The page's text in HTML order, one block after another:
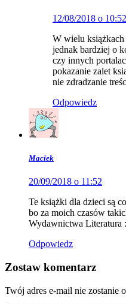
12/08/2018 o 10:52
W wielu książkach
jednak bardziej o
czy innych
pokazanie zalet
nie zdradzanie
Odpowiedz
Maciek
20/09/2018 o 11:52
Te książki dla dzieci są
bo za moich czasów
Wydawnictwa Literatura
Odpowiedz
Zostaw komentarz
Twój adres e-mail nie zostanie